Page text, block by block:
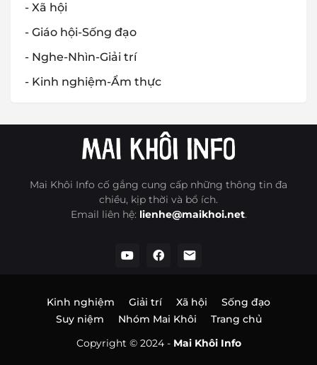
- Xã hội
- Giáo hội-Sống đạo
- Nghe-Nhìn-Giải trí
- Kinh nghiệm-Ẩm thực
Mai Khôi Info cố gắng cung cấp những thông tin đa
chiều, kịp thời và bổ ích.
Email liên hệ: lienhe@maikhoi.net.
Copyright © 2024 - Mai Khôi Info
Kinh nghiệm Giải trí Xã hội
Sống đạo
Suy niệm
Nhóm Mai Khôi Trang chủ